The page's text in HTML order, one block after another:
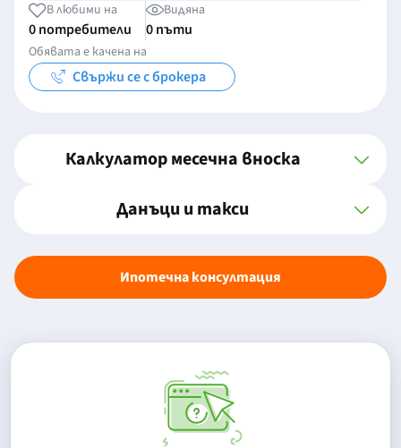
В любими на
0 потребители
Видяна
0 пъти
Обявата е качена на
Свържи се с брокера
Калкулатор месечна вноска
Данъци и такси
Ипотечна консултация